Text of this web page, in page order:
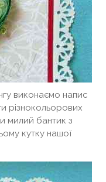
виконаємо напис
різнокольорових
милий бантик з
кутку нашої